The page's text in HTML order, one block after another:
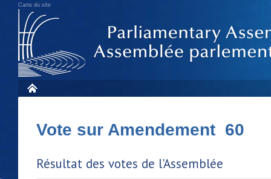
Carte du site
Vote sur Amendement 60
Résultat des votes de l'Assemblée